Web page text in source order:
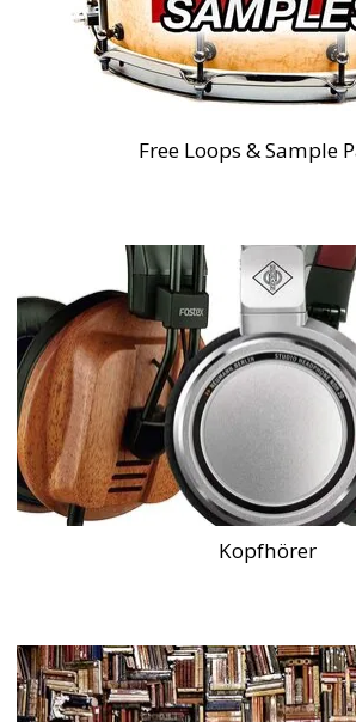
Free Loops & Sample
Kopfhörer